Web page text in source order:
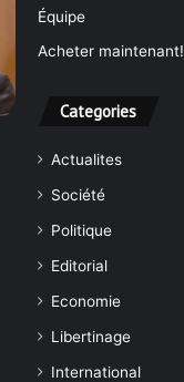
Équipe
Acheter maintenant!
Categories
Actualites
Société
Politique
Editorial
Economie
Libertinage
International